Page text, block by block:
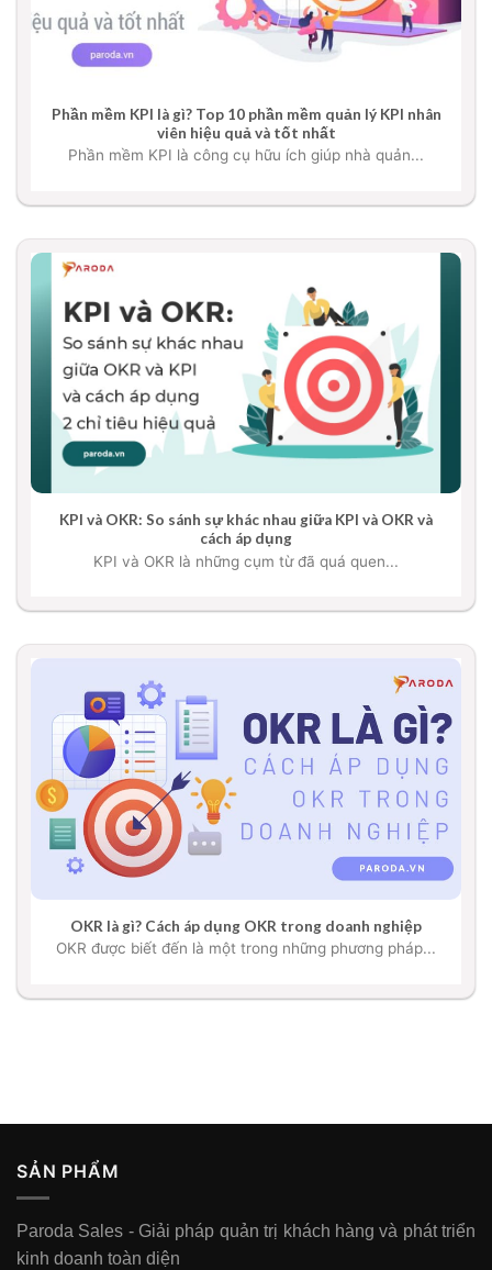
Phần mềm KPI là gì? Top 10 phần mềm quản lý KPI nhân
viên hiệu quả và tốt nhất
Phần mềm KPI là công cụ hữu ích giúp nhà quản...
KPI và OKR: So sánh sự khác nhau giữa KPI và OKR và
cách áp dụng
KPI và OKR là những cụm từ đã quá quen...
OKR là gì? Cách áp dụng OKR trong doanh nghiệp
OKR được biết đến là một trong những phương pháp...
SẢN PHẨM
Paroda Sales - Giải pháp quản trị khách hàng và phát triển
kinh doanh toàn diện